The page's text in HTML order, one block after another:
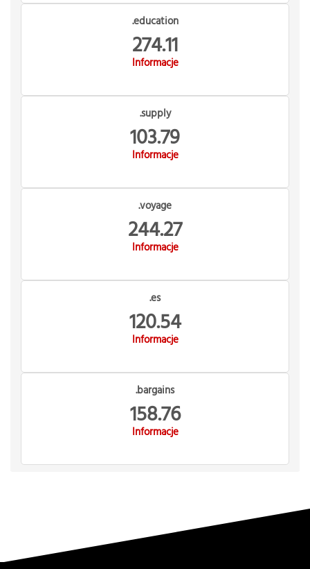
.education
274.11
Informacje
.supply
103.79
Informacje
.voyage
244.27
Informacje
.es
120.54
Informacje
.bargains
158.76
Informacje